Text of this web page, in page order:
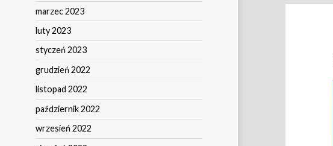
marzec 2023
luty 2023
styczeń 2023
grudzień 2022
listopad 2022
październik 2022
wrzesień 2022